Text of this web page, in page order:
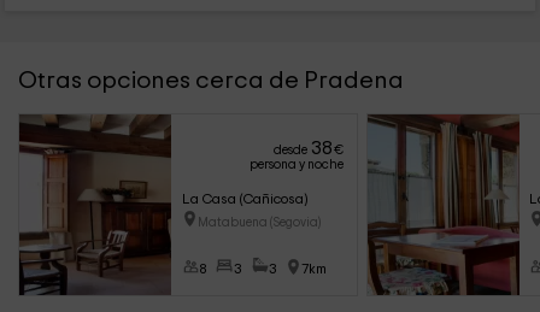
Otras opciones cerca de Pradena
desde 38€
persona y noche
La Casa (Cañicosa)
Matabuena (Segovia)
8 3 3 7km